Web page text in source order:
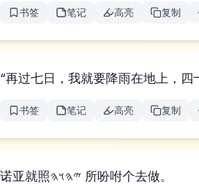
书签 笔记 高亮 复制
“再过七日，我就要降雨在地上，
书签 笔记 高亮 复制
诺亚就照𐤉𐤄𐤅𐤄 所吩咐个去做。